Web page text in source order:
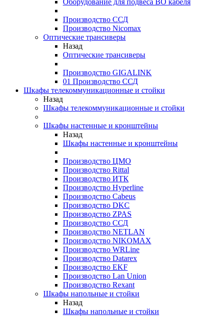
Оборудование для подвеса ВО кабеля
Производство ССД
Производство Nicomax
Оптические трансиверы
Назад
Оптические трансиверы
Производство GIGALINK
01 Производство ССД
Шкафы телекоммуникационные и стойки
Назад
Шкафы телекоммуникационные и стойки
Шкафы настенные и кронштейны
Назад
Шкафы настенные и кронштейны
Производство ЦМО
Производство Rittal
Производство ИТК
Производство Hyperline
Производство Cabeus
Производство DKC
Производство ZPAS
Производство ССД
Производство NETLAN
Производство NIKOMAX
Производство WRLine
Производство Datarex
Производство EKF
Производство Lan Union
Производство Rexant
Шкафы напольные и стойки
Назад
Шкафы напольные и стойки